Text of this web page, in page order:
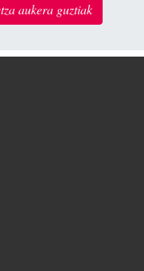
aukera guztiak